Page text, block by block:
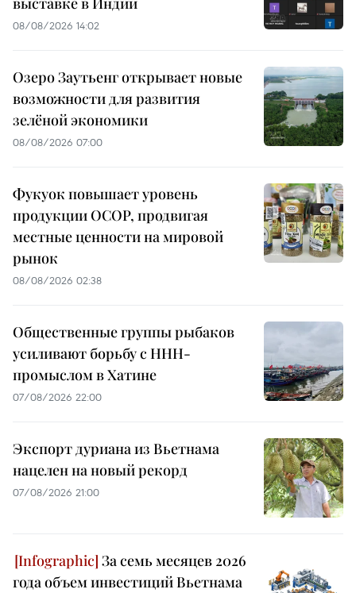
08/08/2026 14:02
Озеро Заутьенг открывает новые
возможности для развития
зелёной экономики
08/08/2026 07:00
Фукуок повышает уровень
продукции OCOP, продвигая
местные ценности на мировой
рынок
08/08/2026 02:38
Общественные группы рыбаков
усиливают борьбу с ННН-
промыслом в Хатине
07/08/2026 22:00
Экспорт дуриана из Вьетнама
нацелен на новый рекорд
07/08/2026 21:00
За семь месяцев 2026
года объем инвестиций Вьетнама